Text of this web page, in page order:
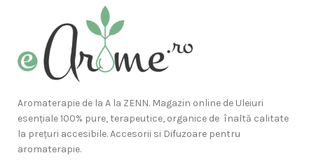
Aromaterapie de la A la ZENN. Magazin online de Uleiuri
esențiale 100% pure, terapeutice, organice de înaltă calitate
la prețuri accesibile. Accesorii si Difuzoare pentru
aromaterapie.